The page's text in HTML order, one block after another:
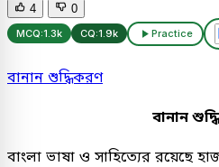
4 0
MCQ:1.3k CQ:1.9k Practice
বানান শুদ্ধিকরণ
বানান
বাংলা ভাষা ও সাহিত্যের রয়েছে